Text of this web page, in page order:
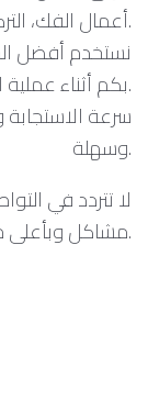
أعمال الفك، التركيب، والتغليف.
نستخدم أفضل
بكم أثناء عملية النقل.
سرعة
وسهلة.
لا تتردد في
مشاكل وبأعلى معايير الجودة.